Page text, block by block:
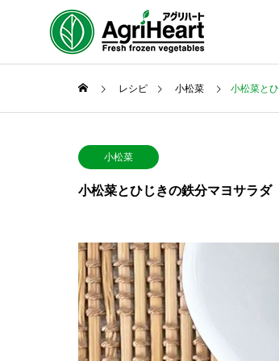
レシピ 小松菜 小松菜と
小松菜
小松菜とひじきの鉄分マヨサラダ